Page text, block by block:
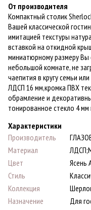
От производителя
Компактный столик
Вашей классической
имитацией текстуры
вставкой на откидной
миниатюрному размеру
небольшой комнате, не
чаепития в кругу семьи
ЛДСП 16 мм,кромка ПВХ
обрамление и
тонированное стекло 4
Характеристики
Производитель
Материал
Цвет
Ясень
Стиль
Коллекция
Назначение
Для